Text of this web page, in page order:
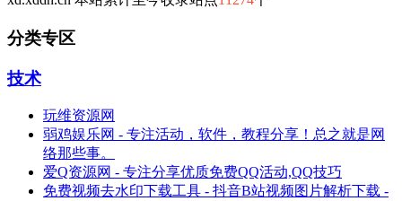
分类专区
技术
玩维资源网
弱鸡娱乐网 - 专注活动，软件，教程分享！总之就是网
络那些事。
爱Q资源网 - 专注分享优质免费QQ活动,QQ技巧
免费视频去水印下载工具 - 抖音B站视频图片解析下载 -